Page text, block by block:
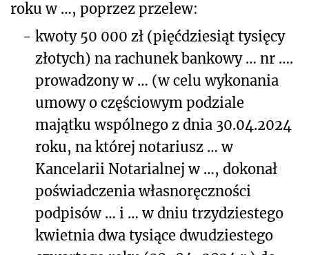
roku w …, poprzez przelew:
- kwoty 50 000 zł (pięćdziesiąt tysięcy
złotych) na rachunek bankowy … nr ….
prowadzony w … (w celu wykonania
umowy o częściowym podziale
majątku wspólnego z dnia 30.04.2024
roku, na której notariusz … w
Kancelarii Notarialnej w …, dokonał
poświadczenia własnoręczności
podpisów … i … w dniu trzydziestego
kwietnia dwa tysiące dwudziestego